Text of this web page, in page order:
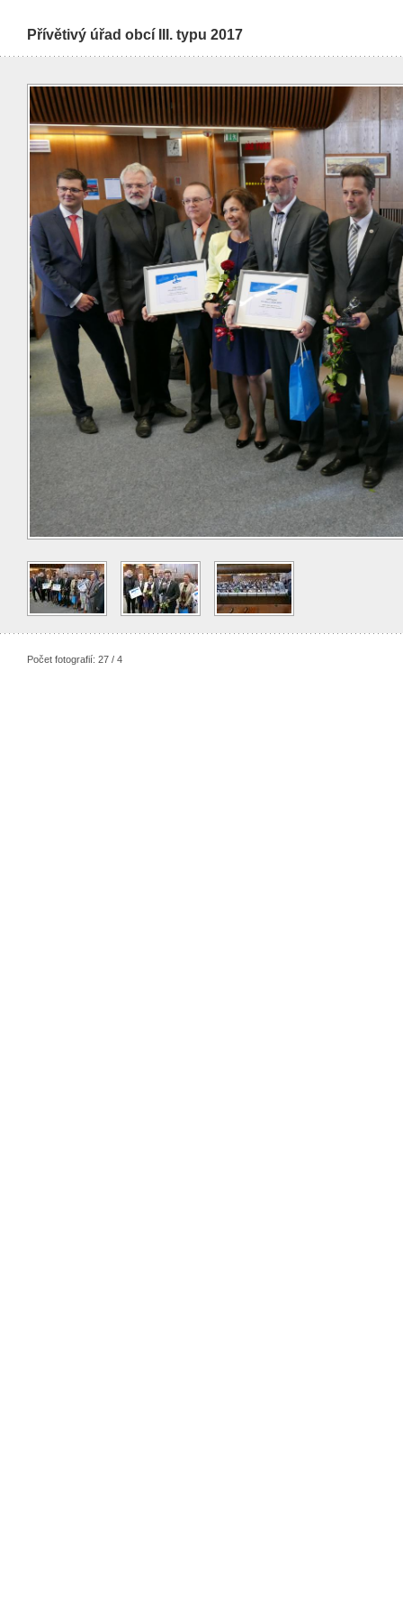
Přívětivý úřad obcí III. typu 2017
Počet fotografií: 27 / 4